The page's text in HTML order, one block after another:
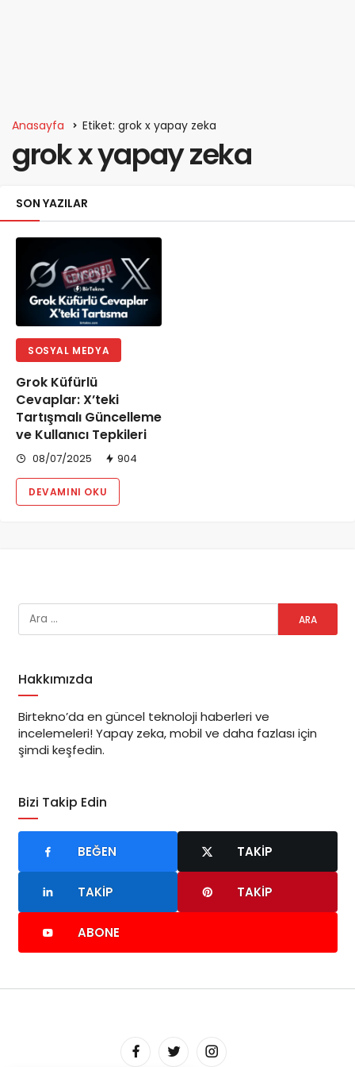
Anasayfa Etiket: grok x yapay zeka
grok x yapay zeka
SON YAZILAR
SOSYAL MEDYA
Grok Küfürlü
Cevaplar: X’teki
Tartışmalı Güncelleme
ve Kullanıcı Tepkileri
08/07/2025 904
DEVAMINI OKU
Hakkımızda
Birtekno’da en güncel teknoloji haberleri ve
incelemeleri! Yapay zeka, mobil ve daha fazlası için
şimdi keşfedin.
Bizi Takip Edin
BEĞEN TAKIP
TAKIP TAKIP
ABONE